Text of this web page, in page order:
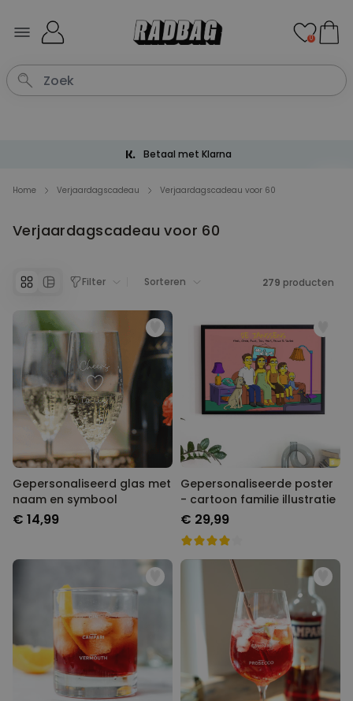
0
Betaal met Klarna
Home Verjaardagscadeau Verjaardagscadeau voor 60
Verjaardagscadeau voor 60
Filter Sorteren 279 producten
Gepersonaliseerd glas met
naam en symbool
€ 14,99
Gepersonaliseerde poster
- cartoon familie illustratie
€ 29,99